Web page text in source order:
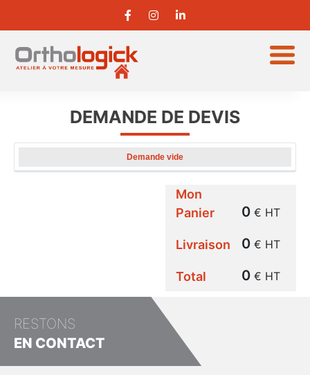
DEMANDE DE DEVIS
REFERENCE FINITION DETAILS
(HT)
Demande vide
Mon
Panier
0 € HT
Livraison 0 € HT
Total 0 € HT
RESTONS
EN CONTACT